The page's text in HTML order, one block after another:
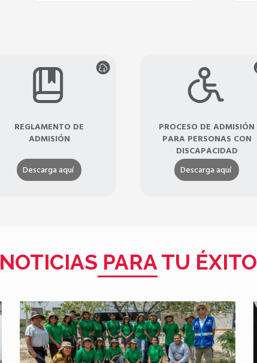
REGLAMENTO DE
ADMISIÓN
Descarga aquí
PROCESO DE ADMISIÓN
PARA PERSONAS CON
DISCAPACIDAD
Descarga aquí
NOTICIAS PARA TU ÉXITO